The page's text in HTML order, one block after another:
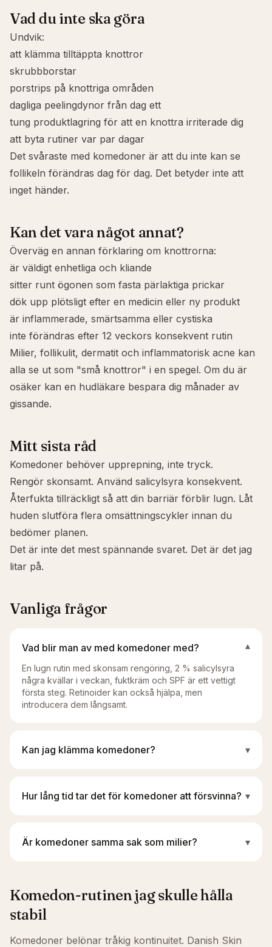
Vad du inte ska göra
Undvik:
att klämma tilltäppta knottror
skrubbborstar
porstrips på knottriga områden
dagliga peelingdynor från dag ett
tung produktlagring för att en knottra irriterade dig
att byta rutiner var par dagar
Det svåraste med komedoner är att du inte kan se
follikeln förändras dag för dag. Det betyder inte att
inget händer.
Kan det vara något annat?
Överväg en annan förklaring om knottrorna:
är väldigt enhetliga och kliande
sitter runt ögonen som fasta pärlaktiga prickar
dök upp plötsligt efter en medicin eller ny produkt
är inflammerade, smärtsamma eller cystiska
inte förändras efter 12 veckors konsekvent rutin
Milier, follikulit, dermatit och inflammatorisk acne kan
alla se ut som "små knottror" i en spegel. Om du är
osäker kan en hudläkare bespara dig månader av
gissande.
Mitt sista råd
Komedoner behöver upprepning, inte tryck.
Rengör skonsamt. Använd salicylsyra konsekvent.
Återfukta tillräckligt så att din barriär förblir lugn. Låt
huden slutföra flera omsättningscykler innan du
bedömer planen.
Det är inte det mest spännande svaret. Det är det jag
litar på.
Vanliga frågor
Vad blir man av med komedoner med? ▾
En lugn rutin med skonsam rengöring, 2 % salicylsyra
några kvällar i veckan, fuktkräm och SPF är ett vettigt
första steg. Retinoider kan också hjälpa, men
introducera dem långsamt.
Kan jag klämma komedoner? ▾
Hur lång tid tar det för komedoner att försvinna? ▾
Är komedoner samma sak som milier? ▾
Komedon-rutinen jag skulle hålla
stabil
Komedoner belönar tråkig kontinuitet. Danish Skin